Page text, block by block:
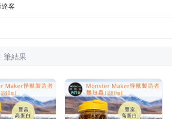
客
筆結果